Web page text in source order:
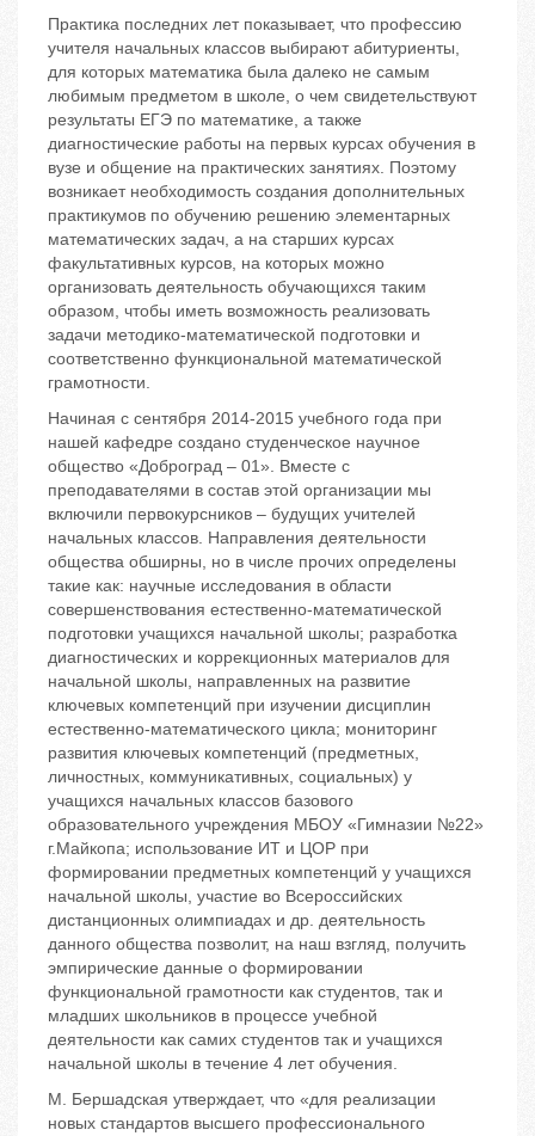
Практика последних лет показывает, что профессию
учителя начальных классов выбирают абитуриенты,
для которых математика была далеко не самым
любимым предметом в школе, о чем свидетельствуют
результаты ЕГЭ по математике, а также
диагностические работы на первых курсах обучения в
вузе и общение на практических занятиях. Поэтому
возникает необходимость создания дополнительных
практикумов по обучению решению элементарных
математических задач, а на старших курсах
факультативных курсов, на которых можно
организовать деятельность обучающихся таким
образом, чтобы иметь возможность реализовать
задачи методико-математической подготовки и
соответственно функциональной математической
грамотности.
Начиная с сентября 2014-2015 учебного года при
нашей кафедре создано студенческое научное
общество «Доброград – 01». Вместе с
преподавателями в состав этой организации мы
включили первокурсников – будущих учителей
начальных классов. Направления деятельности
общества обширны, но в числе прочих определены
такие как: научные исследования в области
совершенствования естественно-математической
подготовки учащихся начальной школы; разработка
диагностических и коррекционных материалов для
начальной школы, направленных на развитие
ключевых компетенций при изучении дисциплин
естественно-математического цикла; мониторинг
развития ключевых компетенций (предметных,
личностных, коммуникативных, социальных) у
учащихся начальных классов базового
образовательного учреждения МБОУ «Гимназии №22»
г.Майкопа; использование ИТ и ЦОР при
формировании предметных компетенций у учащихся
начальной школы, участие во Всероссийских
дистанционных олимпиадах и др. деятельность
данного общества позволит, на наш взгляд, получить
эмпирические данные о формировании
функциональной грамотности как студентов, так и
младших школьников в процессе учебной
деятельности как самих студентов так и учащихся
начальной школы в течение 4 лет обучения.
М. Бершадская утверждает, что «для реализации
новых стандартов высшего профессионального